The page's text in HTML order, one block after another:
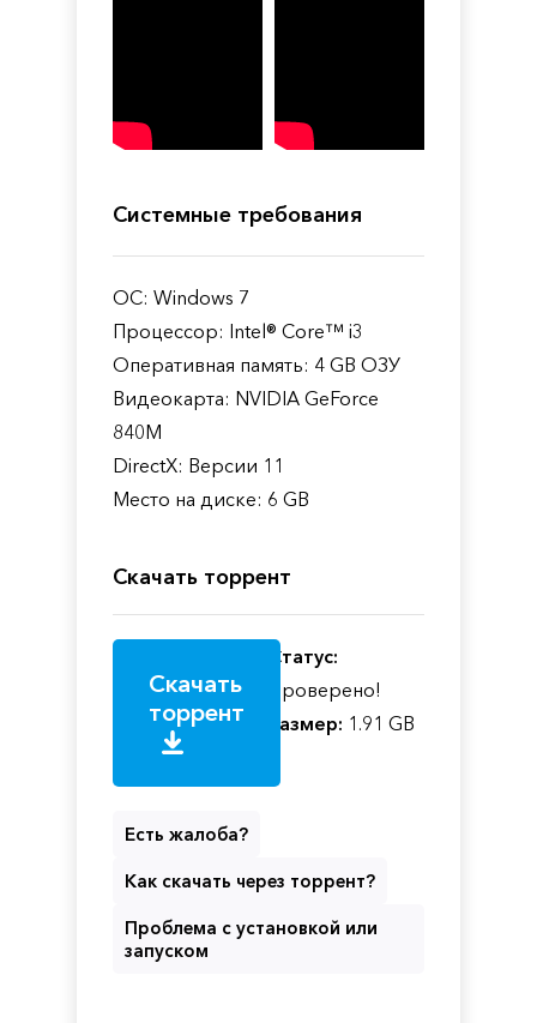
Системные требования
ОС: Windows 7
Процессор: Intel® Core™ i3
Оперативная память: 4 GB ОЗУ
Видеокарта: NVIDIA GeForce
840M
DirectX: Версии 11
Место на диске: 6 GB
Скачать торрент
Скачать
торрент
Статус:
Проверено!
Размер: 1.91 GB
Есть жалоба?
Как скачать через торрент?
Проблема с установкой или
запуском